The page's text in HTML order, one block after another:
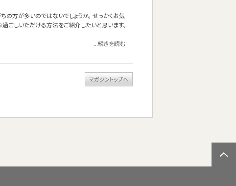
ちの方が多いのではないでしょうか。 せっかくお気
ごしいただける方法をご紹介したいと思います。
...続きを読む
マガジントップへ